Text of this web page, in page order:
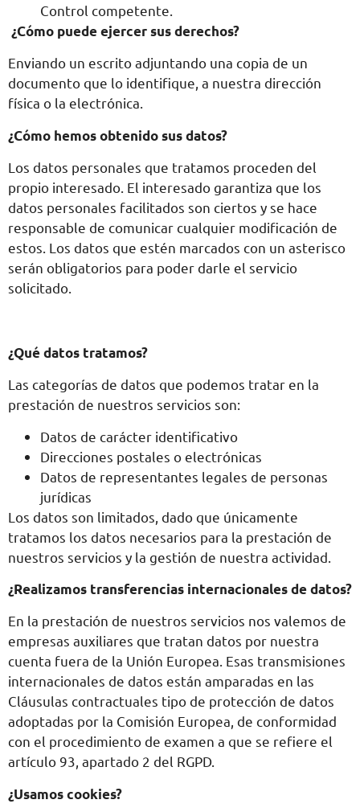
Control competente.
¿Cómo puede ejercer sus derechos?
Enviando un escrito adjuntando una copia de un
documento que lo identifique, a nuestra dirección
física o la electrónica.
¿Cómo hemos obtenido sus datos?
Los datos personales que tratamos proceden del
propio interesado. El interesado garantiza que los
datos personales facilitados son ciertos y se hace
responsable de comunicar cualquier modificación de
estos. Los datos que estén marcados con un asterisco
serán obligatorios para poder darle el servicio
solicitado.
¿Qué datos tratamos?
Las categorías de datos que podemos tratar en la
prestación de nuestros servicios son:
Datos de carácter identificativo
Direcciones postales o electrónicas
Datos de representantes legales de personas
jurídicas
Los datos son limitados, dado que únicamente
tratamos los datos necesarios para la prestación de
nuestros servicios y la gestión de nuestra actividad.
¿Realizamos transferencias internacionales de datos?
En la prestación de nuestros servicios nos valemos de
empresas auxiliares que tratan datos por nuestra
cuenta fuera de la Unión Europea. Esas transmisiones
internacionales de datos están amparadas en las
Cláusulas contractuales tipo de protección de datos
adoptadas por la Comisión Europea, de conformidad
con el procedimiento de examen a que se refiere el
artículo 93, apartado 2 del RGPD.
¿Usamos cookies?